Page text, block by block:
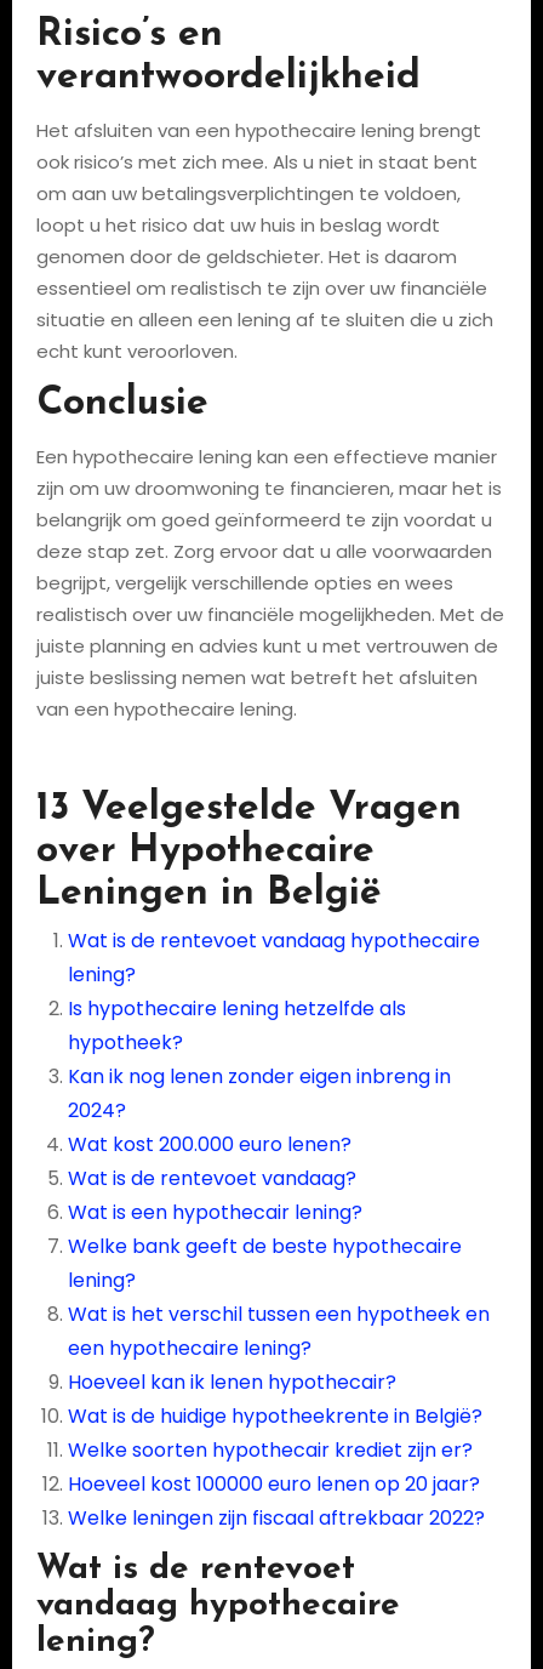
Risico’s en
verantwoordelijkheid
Het afsluiten van een hypothecaire lening brengt
ook risico’s met zich mee. Als u niet in staat bent
om aan uw betalingsverplichtingen te voldoen,
loopt u het risico dat uw huis in beslag wordt
genomen door de geldschieter. Het is daarom
essentieel om realistisch te zijn over uw financiële
situatie en alleen een lening af te sluiten die u zich
echt kunt veroorloven.
Conclusie
Een hypothecaire lening kan een effectieve manier
zijn om uw droomwoning te financieren, maar het is
belangrijk om goed geïnformeerd te zijn voordat u
deze stap zet. Zorg ervoor dat u alle voorwaarden
begrijpt, vergelijk verschillende opties en wees
realistisch over uw financiële mogelijkheden. Met de
juiste planning en advies kunt u met vertrouwen de
juiste beslissing nemen wat betreft het afsluiten
van een hypothecaire lening.
13 Veelgestelde Vragen
over Hypothecaire
Leningen in België
Wat is de rentevoet vandaag hypothecaire
lening?
Is hypothecaire lening hetzelfde als
hypotheek?
Kan ik nog lenen zonder eigen inbreng in
2024?
Wat kost 200.000 euro lenen?
Wat is de rentevoet vandaag?
Wat is een hypothecair lening?
Welke bank geeft de beste hypothecaire
lening?
Wat is het verschil tussen een hypotheek en
een hypothecaire lening?
Hoeveel kan ik lenen hypothecair?
Wat is de huidige hypotheekrente in België?
Welke soorten hypothecair krediet zijn er?
Hoeveel kost 100000 euro lenen op 20 jaar?
Welke leningen zijn fiscaal aftrekbaar 2022?
Wat is de rentevoet
vandaag hypothecaire
lening?